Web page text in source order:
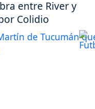
entre River y
Colidio